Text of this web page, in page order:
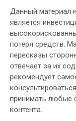
Данный материал
является
потеря средств.
пересказы
отвечает за их
рекомендует
принимать любые
контента.